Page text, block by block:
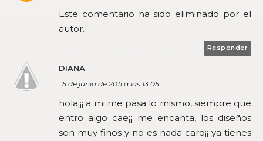
Este comentario ha sido eliminado por el
autor.
Responder
DIANA
5 de junio de 2011 a las 13:05
hola¡¡¡ a mi me pasa lo mismo, siempre que
entro algo cae¡¡ me encanta, los diseños
son muy finos y no es nada caro¡¡ ya tienes